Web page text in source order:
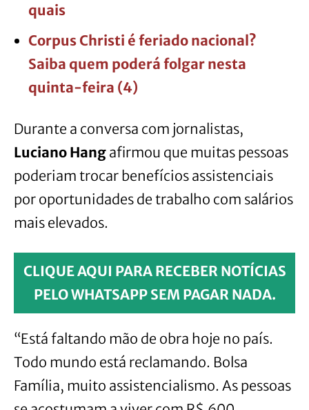
quais
Corpus Christi é feriado nacional?
Saiba quem poderá folgar nesta
quinta-feira (4)
Durante a conversa com jornalistas,
Luciano Hang afirmou que muitas pessoas
poderiam trocar benefícios assistenciais
por oportunidades de trabalho com salários
mais elevados.
CLIQUE AQUI PARA RECEBER NOTÍCIAS
PELO WHATSAPP SEM PAGAR NADA.
“Está faltando mão de obra hoje no país.
Todo mundo está reclamando. Bolsa
Família, muito assistencialismo. As pessoas